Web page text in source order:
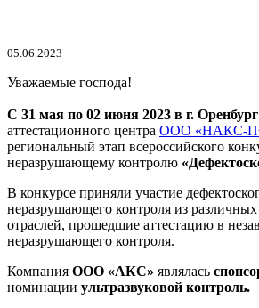
05.06.2023
Уважаемые господа!
С 31 мая по 02 июня 2023 в г. Оренбург
аттестационного центра ООО «НАКС-
региональный этап всероссийского
неразрушающему контролю
В конкурсе приняли участие
неразрушающего контроля из
отраслей, прошедшие аттестацию в
неразрушающего контроля.
Компания ООО «АКС» являлась
номинации ультразвуковой контроль.